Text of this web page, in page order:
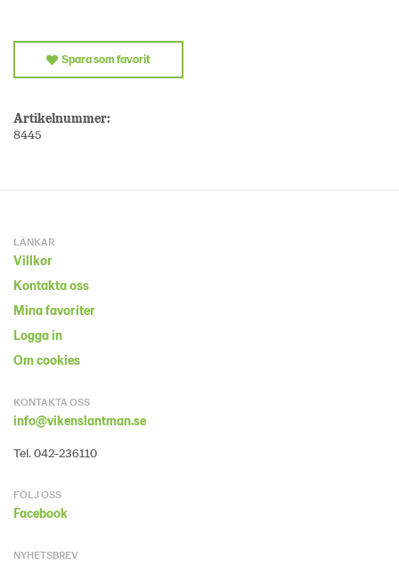
Spara som favorit
Artikelnummer:
8445
LÄNKAR
Villkor
Kontakta oss
Mina favoriter
Logga in
Om cookies
KONTAKTA OSS
info@vikenslantman.se
Tel. 042-236110
FÖLJ OSS
Facebook
NYHETSBREV